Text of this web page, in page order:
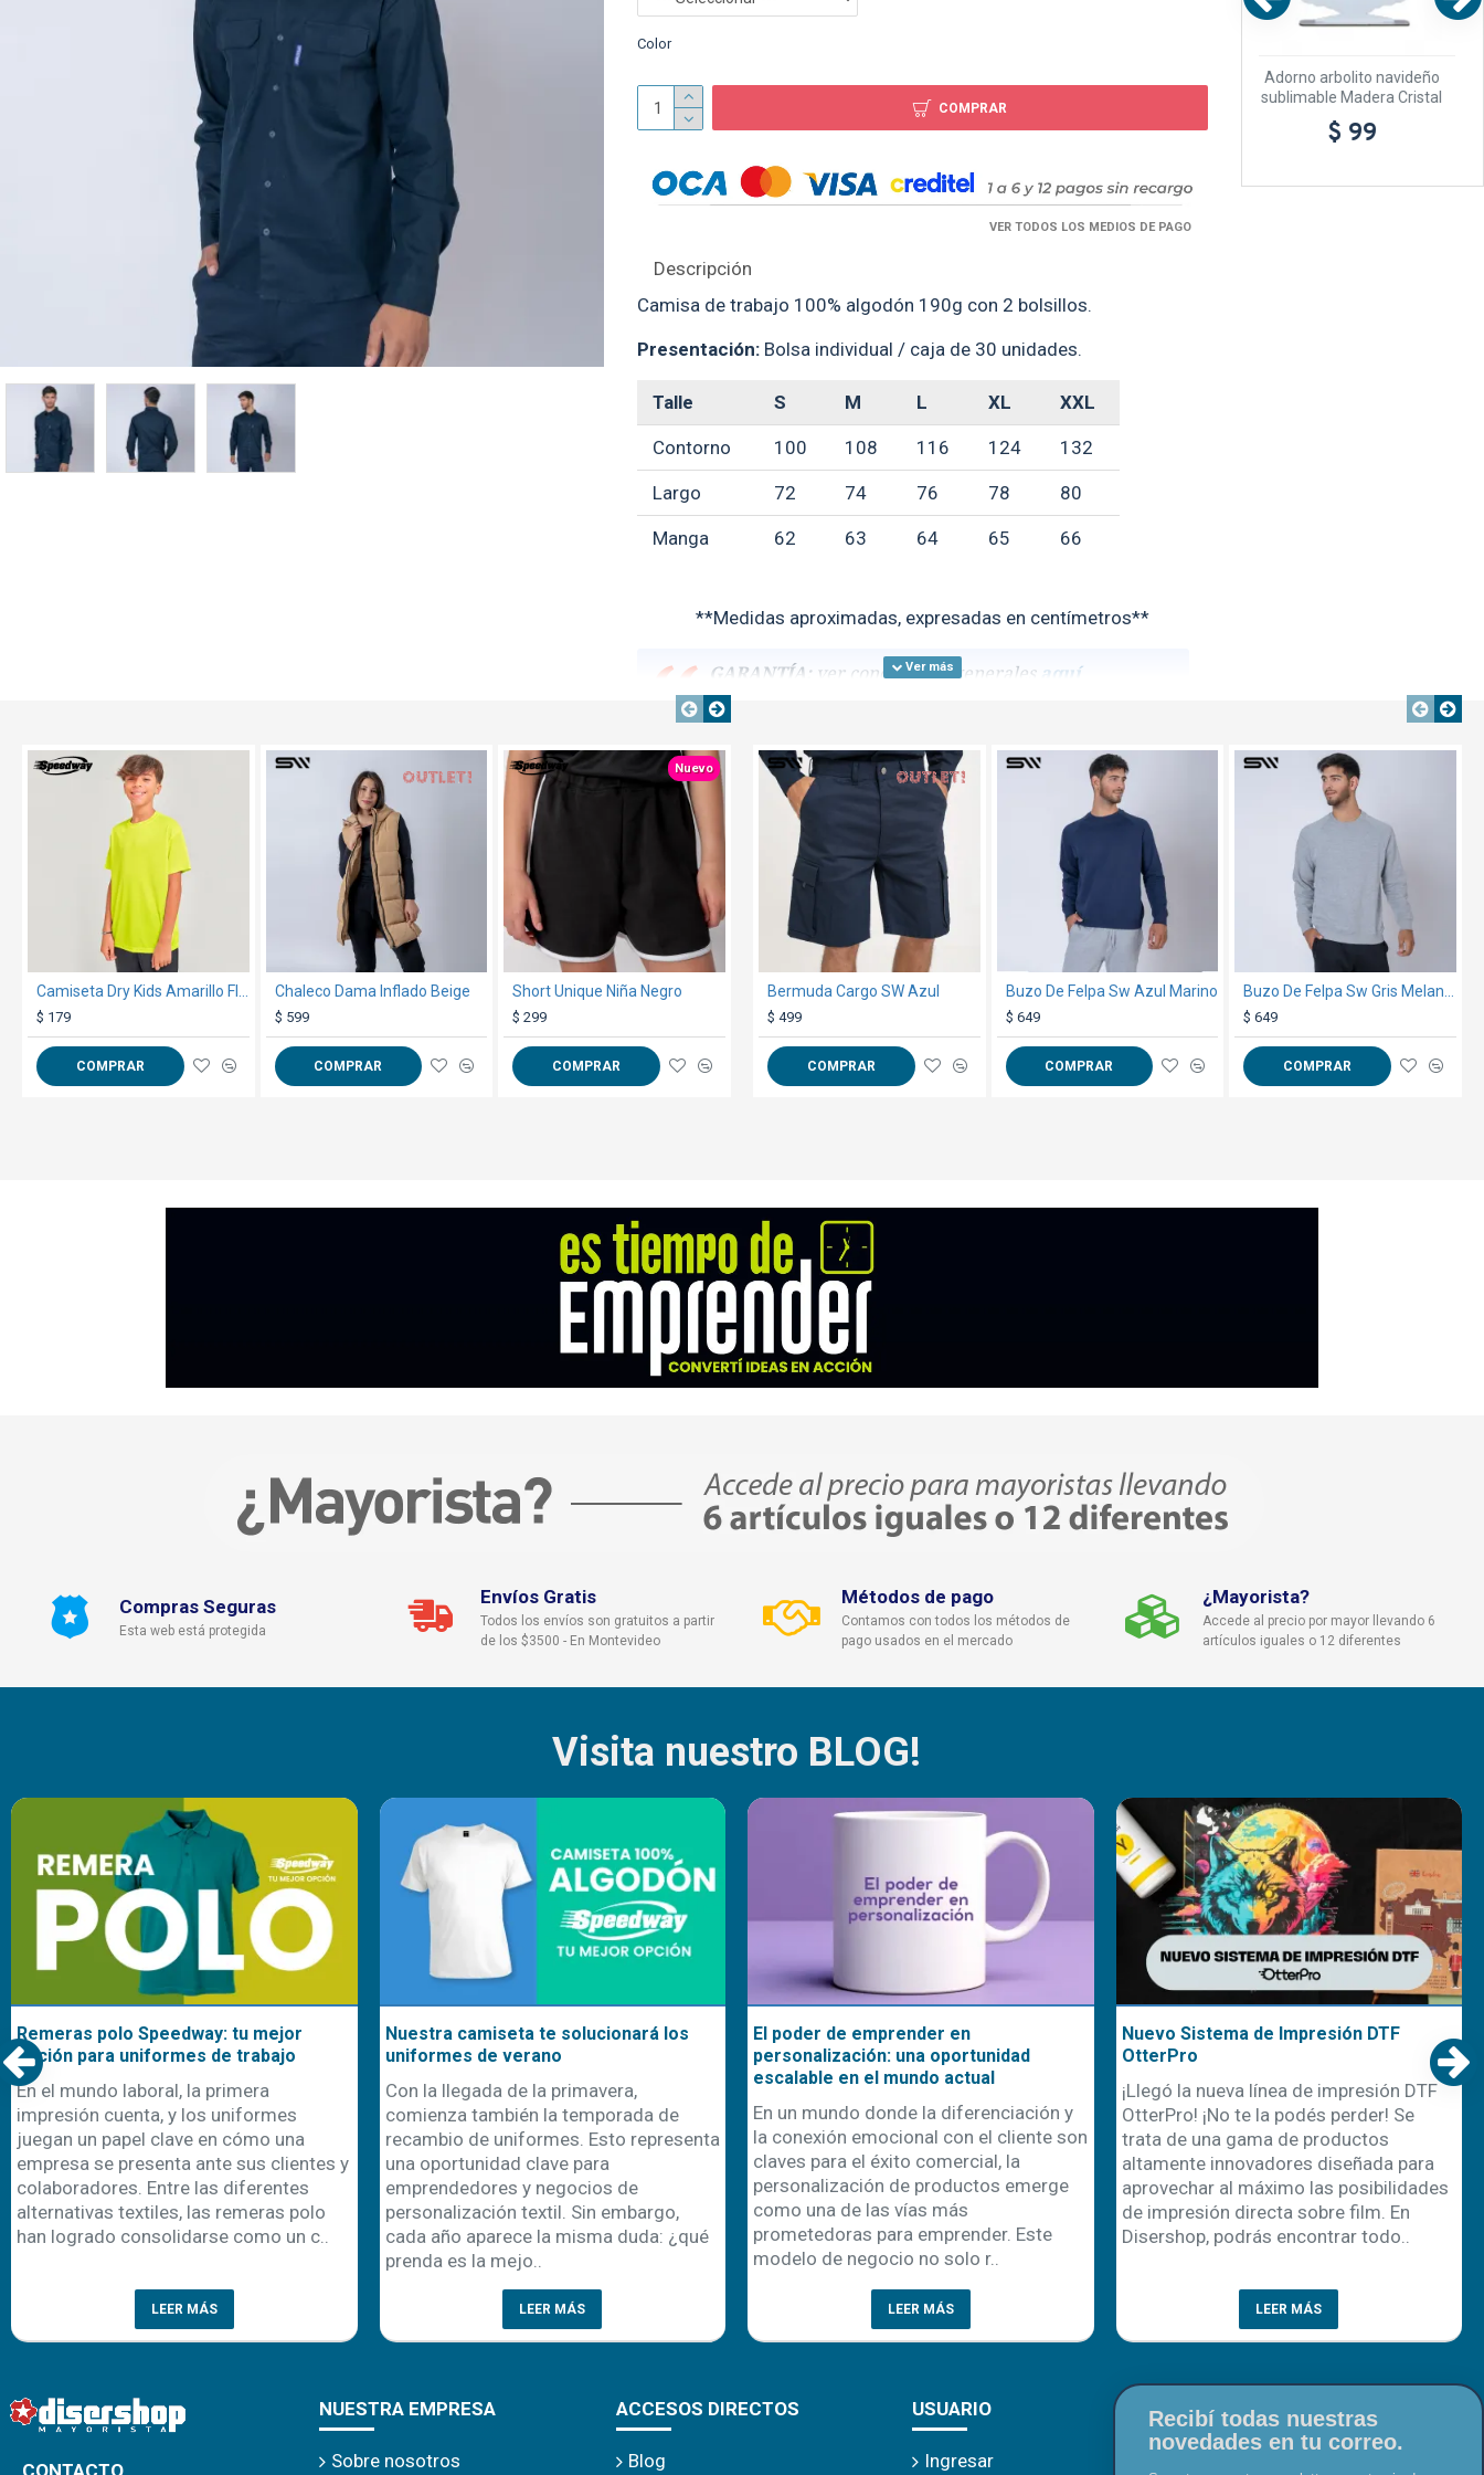
Color
COMPRAR
Descripción
Camisa de trabajo 100% algodón 190g con 2 bolsillos.
Presentación: Bolsa individual / caja de 30 unidades.
Talle S M L XL XXL
Contorno 100 108 116 124 132
Largo 72 74 76 78 80
Manga 62 63 64 65 66
**Medidas aproximadas, expresadas en centímetros**
GARANTÍA: ver condiciones generales aquí
VER TODOS LOS MEDIOS DE PAGO
$ 69
$ 99
Adorno Tu&Yo Madera Cristal
$ 110
TEXTTRANSPARENTE
$ 179
COMPRAR
TEXTTRANSPARENTE OUT
Chaleco Dama Inflado Beige
$ 599
COMPRAR
Nuevo
TEXTTRANSPARENTE
Short Unique Niña Negro
$ 299
COMPRAR
$ 699
COMPRAR
Vaso esmerilado sublimable 500ml Naranja
$ 159
COMPRAR
TEXTTRANSPARENTEOUT
Bermuda Cargo SW Azul
$ 499
COMPRAR
TEXTTRANSPARENTE
Buzo De Felpa Sw Azul Marino
$ 649
COMPRAR
TEXTTRANSPARENTE
$ 649
COMPRAR
Compras Seguras
Esta web está protegida
Envíos Gratis
Todos los envíos son gratuitos a partir
de los $3500 - En Montevideo
Métodos de pago
Contamos con todos los métodos de
pago usados en el mercado
¿Mayorista?
Accede al precio por mayor llevando 6
artículos iguales o 12 diferentes
Visita nuestro BLOG!
Remeras polo Speedway: tu mejor
opción para uniformes de trabajo
En el mundo laboral, la primera
impresión cuenta, y los uniformes
juegan un papel clave en cómo una
empresa se presenta ante sus clientes y
colaboradores. Entre las diferentes
alternativas textiles, las remeras polo
han logrado consolidarse como un c..
LEER MÁS
Nuestra camiseta te solucionará los
uniformes de verano
Con la llegada de la primavera,
comienza también la temporada de
recambio de uniformes. Esto representa
una oportunidad clave para
emprendedores y negocios de
personalización textil. Sin embargo,
cada año aparece la misma duda: ¿qué
prenda es la mejo..
LEER MÁS
El poder de emprender en
personalización: una oportunidad
escalable en el mundo actual
En un mundo donde la diferenciación y
la conexión emocional con el cliente son
claves para el éxito comercial, la
personalización de productos emerge
como una de las vías más
prometedoras para emprender. Este
modelo de negocio no solo r..
LEER MÁS
Nuevo Sistema de Impresión DTF
OtterPro
¡Llegó la nueva línea de impresión DTF
OtterPro! ¡No te la podés perder! Se
trata de una gama de productos
altamente innovadores diseñada para
aprovechar al máximo las posibilidades
de impresión directa sobre film. En
Disershop, podrás encontrar todo..
LEER MÁS
NUESTRA EMPRESA
Sobre nosotros
ACCESOS DIRECTOS
Blog
USUARIO
Ingresar
Recibí todas nuestras
novedades en tu correo.